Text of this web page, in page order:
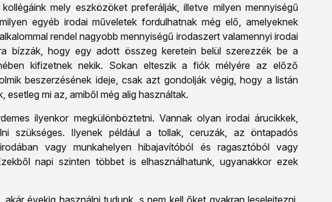
mely eszközöket preferálják, illetve milyen mennyiségű
egyéb irodai műveletek fordulhatnak még elő, amelyeknek
rendel nagyobb mennyiségű irodaszert valamennyi irodai
bízzák, hogy egy adott összeg keretein belül szerezzék be a
kifizetnek nekik. Sokan elteszik a fiók mélyére az előző
beszerzésének ideje, csak azt gondolják végig, hogy a listán
mi az, amiből még alig használtak.
ilyenkor megkülönböztetni. Vannak olyan irodai árucikkek,
szükséges. Ilyenek például a tollak, ceruzák, az öntapadós
vagy munkahelyen hibajavítóból és ragasztóból vagy
napi szinten többet is elhasználhatunk, ugyanakkor ezek